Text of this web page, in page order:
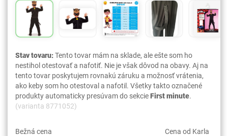
Stav tovaru:Tento tovar mám na sklade, ale ešte som ho
nestihol otestovať a nafotiť. Nie je však dôvod na obavy. Aj na
tento tovar poskytujem rovnakú záruku a možnosť vrátenia,
ako keby som ho otestoval a nafotil. Všetky takto označené
produkty automaticky presúvam do sekcieFirst minute.
(varianta 8771052)
Bežná cena Cena od Karla